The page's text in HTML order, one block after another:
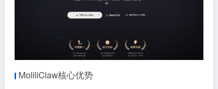
MoliliClaw核心优势